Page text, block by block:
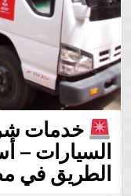
خدمات
السيارات –
الطريق في مصر